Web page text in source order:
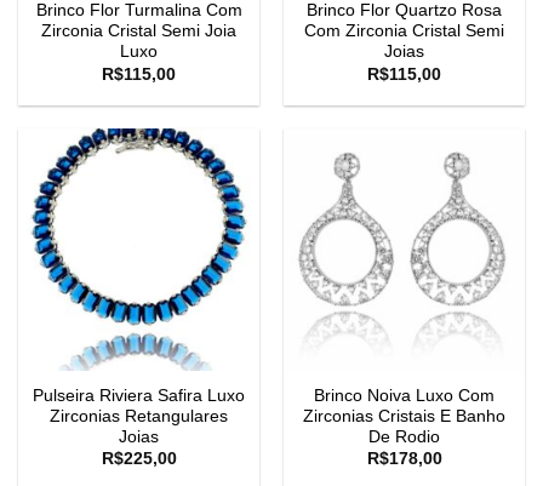
Brinco Flor Turmalina Com
Zirconia Cristal Semi Joia
Luxo
R$115,00
Brinco Flor Quartzo Rosa
Com Zirconia Cristal Semi
Joias
R$115,00
Pulseira Riviera Safira Luxo
Zirconias Retangulares
Joias
R$225,00
Brinco Noiva Luxo Com
Zirconias Cristais E Banho
De Rodio
R$178,00